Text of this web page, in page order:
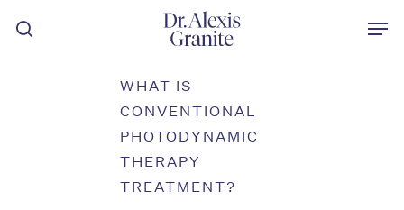
ricerca
WHAT IS
CONVENTIONAL
PHOTODYNAMIC
THERAPY
TREATMENT?